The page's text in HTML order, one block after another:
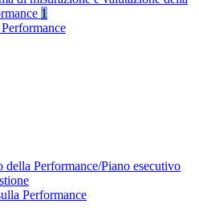
1
della Performance/Piano esecutivo
Performance